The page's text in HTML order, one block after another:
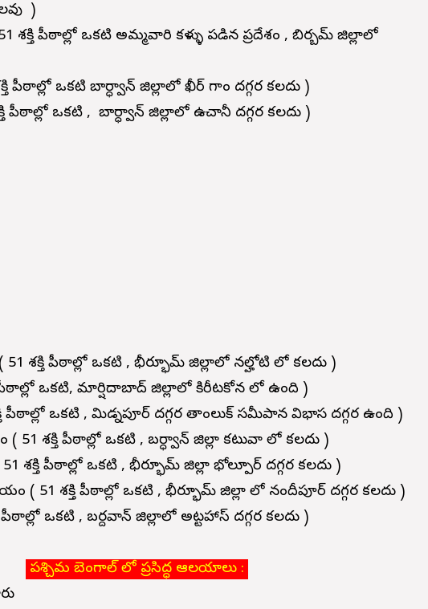
)
శక్తి పీఠాల్లో ఒకటి అమ్మవారి కళ్ళు పడిన ప్రదేశం , బిర్బమ్ జిల్లాలో
పీఠాల్లో ఒకటి బార్ధ్వాన్ జిల్లాలో ఖీర్ గాం దగ్గర కలదు )
పీఠాల్లో ఒకటి , బార్ధ్వాన్ జిల్లాలో ఉచానీ దగ్గర కలదు )
51 శక్తి పీఠాల్లో ఒకటి , భీర్భూమ్ జిల్లాలో నల్హోటి లో కలదు )
పీఠాల్లో ఒకటి, మార్షిదాబాద్ జిల్లాలో కిరీటకోన లో ఉంది )
పీఠాల్లో ఒకటి , మిడ్నపూర్ దగ్గర తాంలుక్ సమీపాన విభాస దగ్గర ఉంది )
( 51 శక్తి పీఠాల్లో ఒకటి , బర్ధ్వాన్ జిల్లా కటువా లో కలదు )
51 శక్తి పీఠాల్లో ఒకటి , భీర్భూమ్ జిల్లా భోల్పూర్ దగ్గర కలదు )
( 51 శక్తి పీఠాల్లో ఒకటి , భీర్భూమ్ జిల్లా లో నందీపూర్ దగ్గర కలదు )
పీఠాల్లో ఒకటి, బర్దవాన్ జిల్లాలో అట్టహాస్ దగ్గర కలదు )
పశ్చిమ బెంగాల్ లో ప్రసిద్ధ ఆలయాలు :